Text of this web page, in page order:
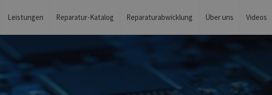
Leistungen Reparatur-Katalog Reparaturabwicklung Über uns Videos